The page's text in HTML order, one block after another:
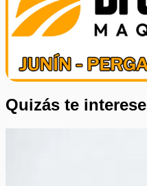
Quizás te interese